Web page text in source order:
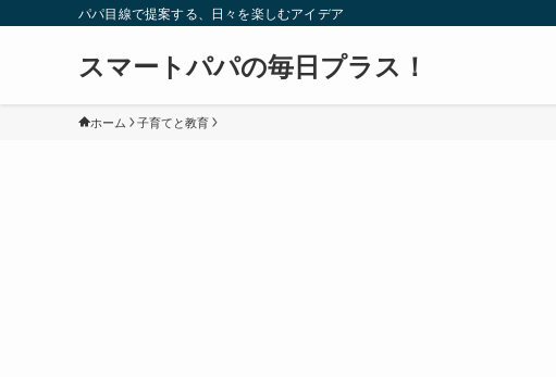
パパ目線で提案する、日々を楽しむアイデア
スマートパパの毎日プラス！
ホーム 子育てと教育